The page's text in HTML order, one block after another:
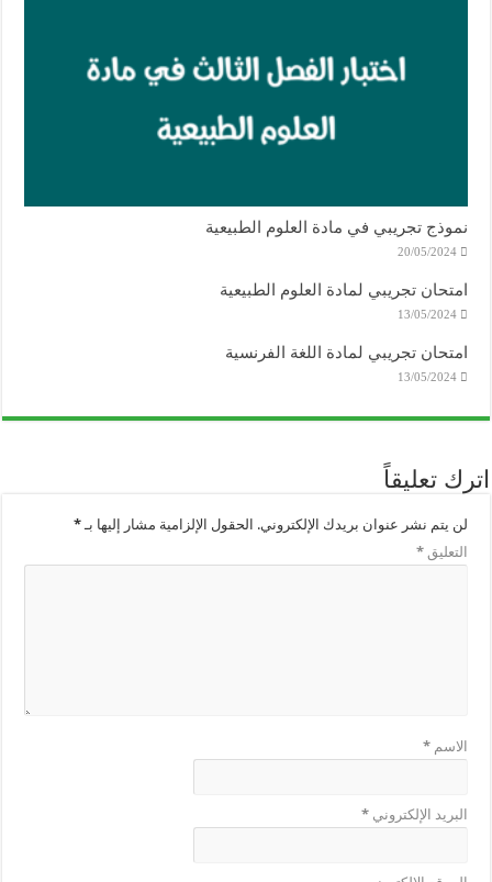
نموذج تجريبي في مادة العلوم الطبيعية
20/05/2024
امتحان تجريبي لمادة العلوم الطبيعية
13/05/2024
امتحان تجريبي لمادة اللغة الفرنسية
13/05/2024
اترك تعليقاً
لن يتم نشر عنوان بريدك الإلكتروني. الحقول الإلزامية مشار إليها بـ*
التعليق*
الاسم*
البريد الإلكتروني*